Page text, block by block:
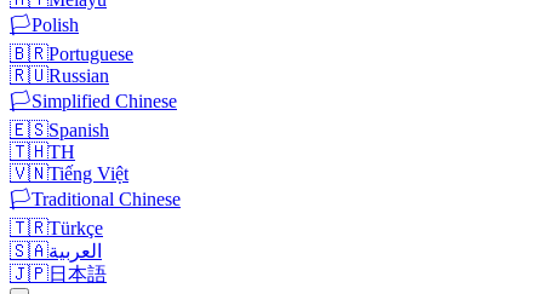
🏳️Polish
🇧🇷Portuguese
🇷🇺Russian
🏳️Simplified Chinese
🇪🇸Spanish
🇹🇭TH
🇻🇳Tiếng Việt
🏳️Traditional Chinese
🇹🇷Türkçe
🇸🇦العربية
🇯🇵日本語